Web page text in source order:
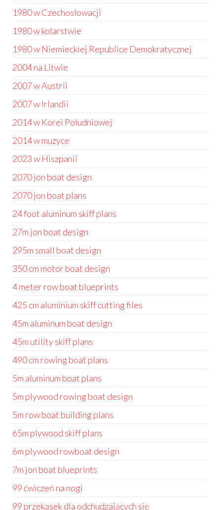
1980 w Czechosłowacji
1980 w kolarstwie
1980 w Niemieckiej Republice Demokratycznej
2004 na Litwie
2007 w Austrii
2007 w Irlandii
2014 w Korei Południowej
2014 w muzyce
2023 w Hiszpanii
2070 jon boat design
2070 jon boat plans
24 foot aluminum skiff plans
27m jon boat design
295m small boat design
350 cm motor boat design
4 meter row boat blueprints
425 cm aluminium skiff cutting files
45m aluminum boat design
45m utility skiff plans
490 cm rowing boat plans
5m aluminum boat plans
5m plywood rowing boat design
5m row boat building plans
65m plywood skiff plans
6m plywood rowboat design
7m jon boat blueprints
99 ćwiczeń na nogi
99 przekąsek dla odchudzających się